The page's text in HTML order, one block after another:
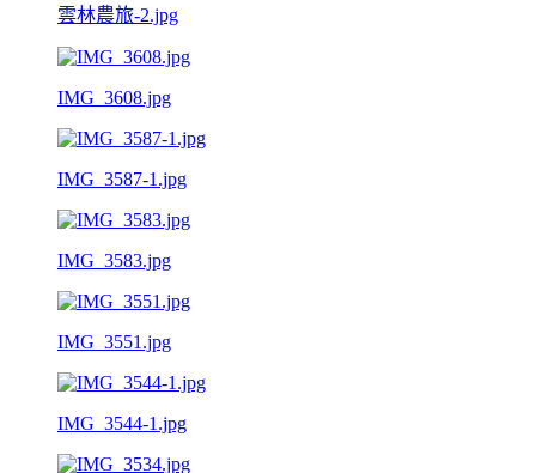
雲林農旅-2.jpg
IMG_3608.jpg
IMG_3587-1.jpg
IMG_3583.jpg
IMG_3551.jpg
IMG_3544-1.jpg